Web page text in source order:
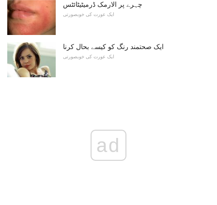
چہرے پر الارمک ڈرمیٹیٹائٹس
ایک عورت کی خوبصورتی
ایک صحتمند رنگ کو کیسے بحال کرنا
ایک عورت کی خوبصورتی
ad